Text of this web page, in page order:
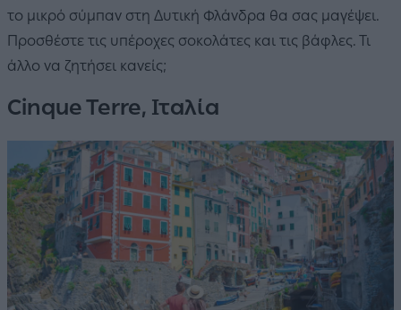
το μικρό σύμπαν στη Δυτική Φλάνδρα θα σας μαγέψει.
Προσθέστε τις υπέροχες σοκολάτες και τις βάφλες. Τι
άλλο να ζητήσει κανείς;
Cinque Terre, Ιταλία